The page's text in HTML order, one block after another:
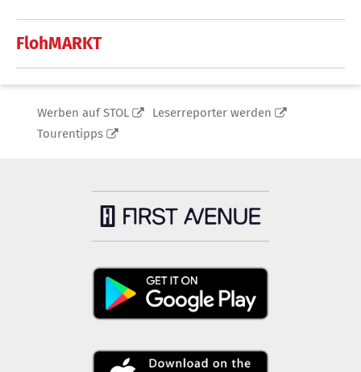
FlohMARKT
Werben auf STOL
Leserreporter werden
Tourentipps